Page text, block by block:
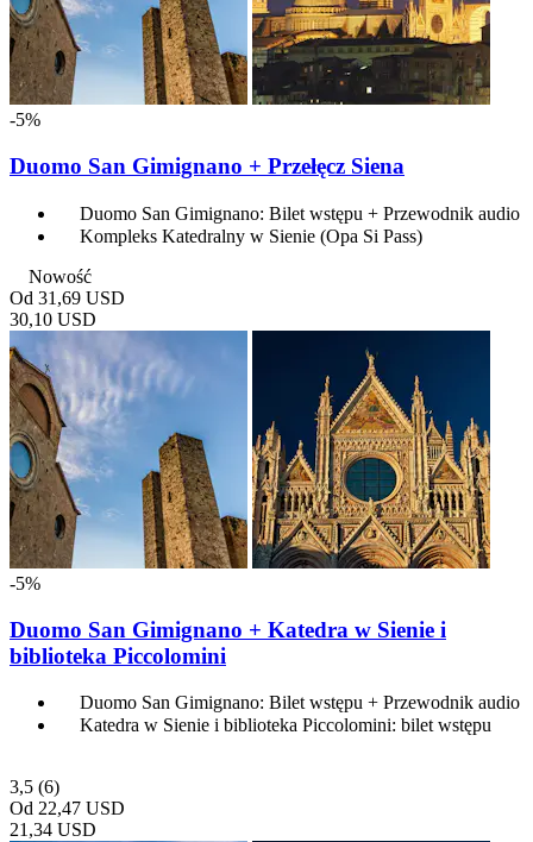
-5%
Duomo San Gimignano + Przełęcz Siena
Duomo San Gimignano: Bilet wstępu + Przewodnik audio
Kompleks Katedralny w Sienie (Opa Si Pass)
Nowość
Od 31,69 USD
30,10 USD
-5%
Duomo San Gimignano + Katedra w Sienie i
biblioteka Piccolomini
Duomo San Gimignano: Bilet wstępu + Przewodnik audio
Katedra w Sienie i biblioteka Piccolomini: bilet wstępu
3,5 (6)
Od 22,47 USD
21,34 USD